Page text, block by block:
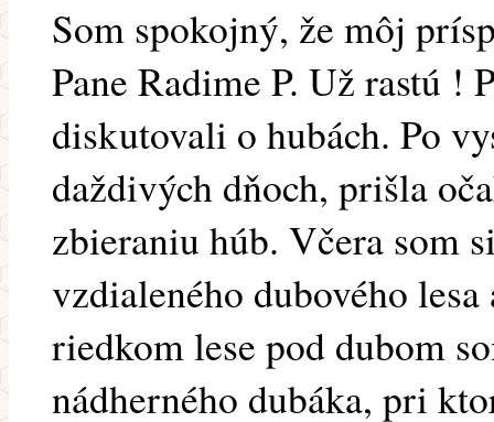
Som spokojný, že môj
Pane Radime P. Už rastú !
diskutovali o hubách. Po
daždivých dňoch, prišla
zbieraniu húb. Včera som
vzdialeného dubového
riedkom lese pod dubom
nádherného dubáka, pri